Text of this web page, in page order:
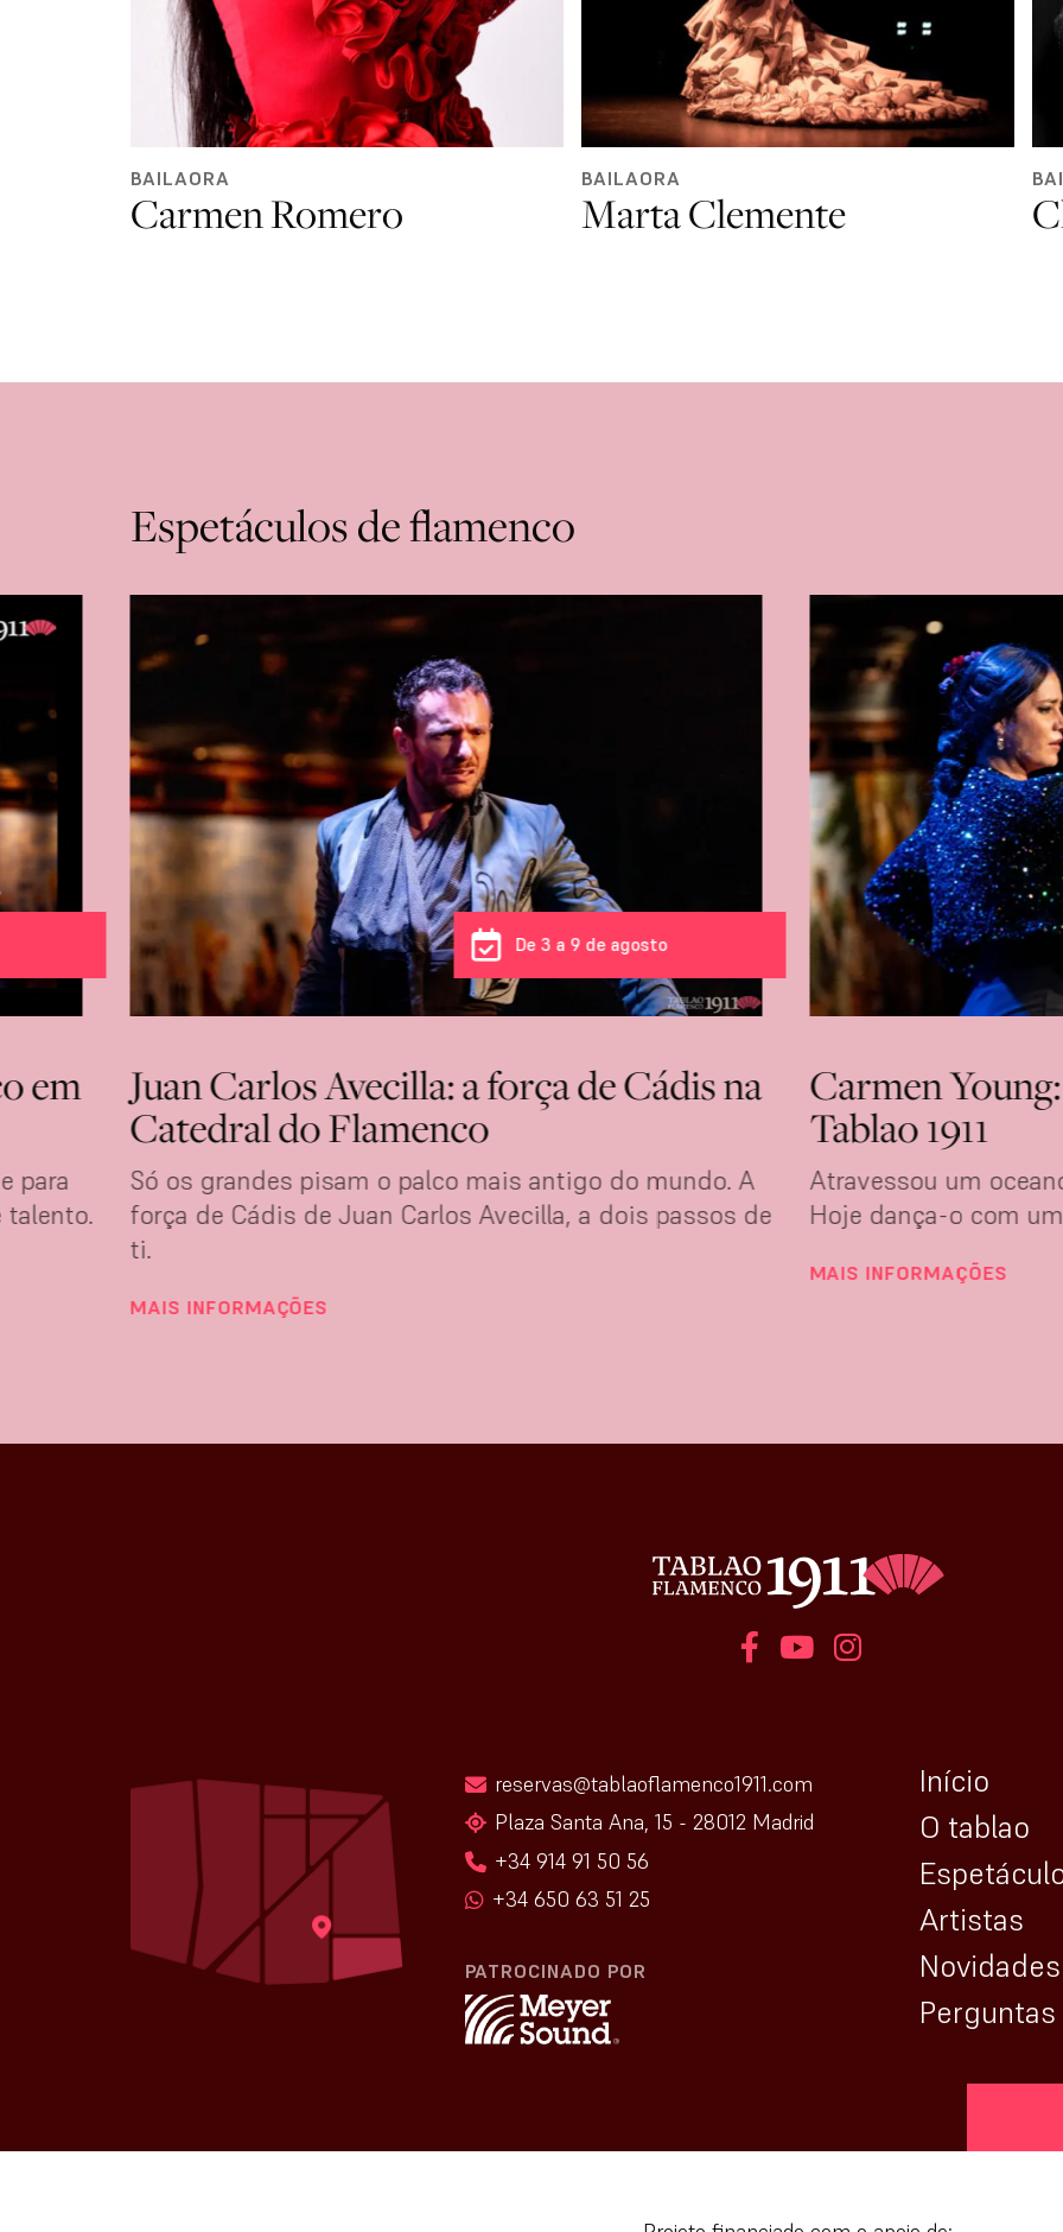
BAILAORA
Carmen Romero
BAILAORA
Marta Clemente
Espetáculos de flamenco
em
para
talento.
De 3 a 9 de agosto
Juan Carlos Avecilla: a força de Cádis na
Catedral do Flamenco
Só os grandes pisam o palco mais antigo do mundo. A
força de Cádis de Juan Carlos Avecilla, a dois passos de
ti.
MAIS INFORMAÇÕES
Carmen
Tablao 1911
Atravessou um
Hoje dança-o com
MAIS INFORMAÇÕES
Início
O tablao
Artistas
Novidades
reservas@tablaoflamenco1911.com
Plaza Santa Ana, 15 - 28012 Madrid
+34 914 91 50 56
+34 650 63 51 25
PATROCINADO POR